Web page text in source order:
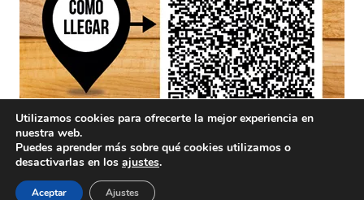
Utilizamos cookies para ofrecerte la mejor experiencia en
nuestra web.
Puedes aprender más sobre qué cookies utilizamos o
desactivarlas en los ajustes.
Aceptar Ajustes